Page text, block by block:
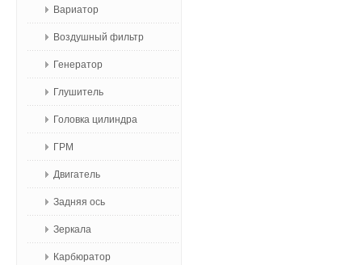
Вариатор
Воздушный фильтр
Генератор
Глушитель
Головка цилиндра
ГРМ
Двигатель
Задняя ось
Зеркала
Карбюратор